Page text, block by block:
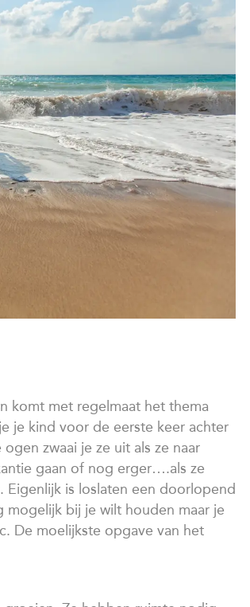
komt met regelmaat het thema
je kind voor de eerste keer achter
zwaai je ze uit als ze naar
gaan of nog erger….als ze
is loslaten een doorlopend
mogelijk bij je wilt houden maar je
De moelijkste opgave van het